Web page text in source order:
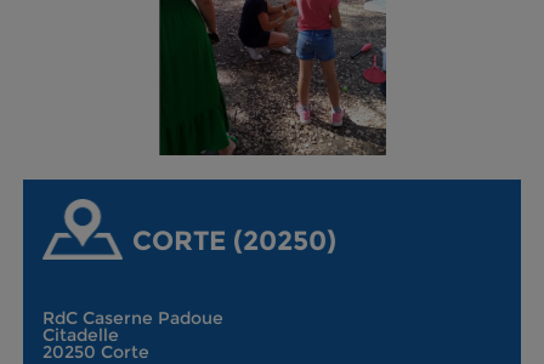
CORTE (20250)
RdC Caserne Padoue
Citadelle
20250 Corte